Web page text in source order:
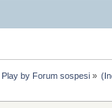
by Forum sospesi»